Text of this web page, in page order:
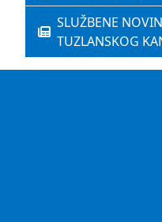
SLUŽBENE
TUZLANSKOG